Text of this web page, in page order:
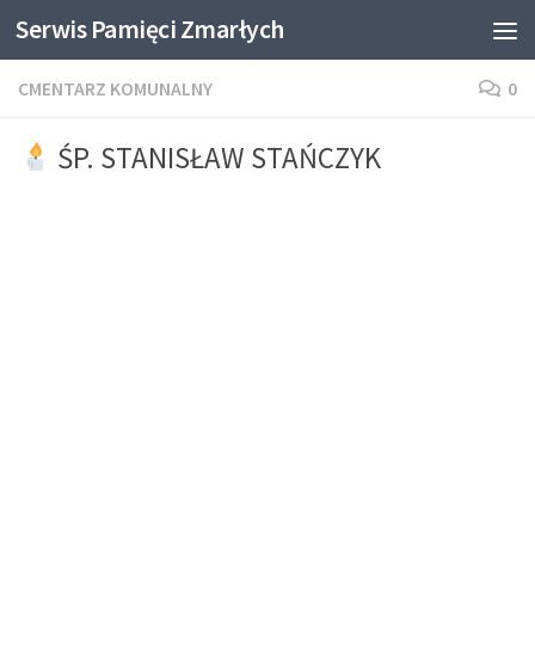
Skip to content
Serwis Pamięci Zmarłych
CMENTARZ KOMUNALNY 0
ŚP. STANISŁAW STAŃCZYK